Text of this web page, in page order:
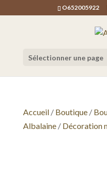
O652005922
Sélectionner une page
Accueil/ Boutique/
Albalaine/ Décoration